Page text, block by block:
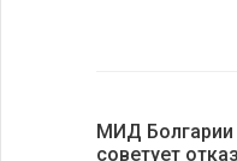
МИД Болгарии
советует